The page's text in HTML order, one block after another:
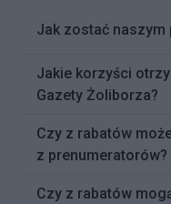
Jak zostać naszym
Jakie korzyści
Gazety Żoliborza?
Czy z rabatów
z prenumeratorów?
Czy z rabatów